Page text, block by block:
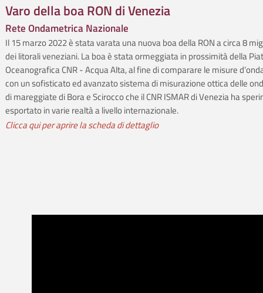
Varo della boa RON di Venezia
Rete Ondametrica Nazionale
Il 15 marzo 2022 è stata varata una nuova boa della RON a circa 8
dei litorali veneziani. La boa è stata ormeggiata in prossimità della
Oceanografica CNR - Acqua Alta, al fine di comparare le misure
con un sofisticato ed avanzato sistema di misurazione ottica delle
di mareggiate di Bora e Scirocco che il CNR ISMAR di Venezia ha
esportato in varie realtà a livello internazionale.
Clicca qui per aprire la scheda di dettaglio